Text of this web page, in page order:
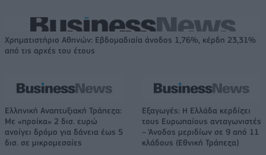
Χρηματιστήριο Αθηνών: Εβδομαδιαία άνοδος 1,76%, κέρδη 23,31%
από τις αρχές του έτους
Ελληνική Αναπτυξιακή Τράπεζα:
Με «προίκα» 2 δισ. ευρώ
ανοίγει δρόμο για δάνεια έως 5
δισ. σε μικρομεσαίες
Εξαγωγές: Η Ελλάδα κερδίζει
τους Ευρωπαίους ανταγωνιστές
– Άνοδος μεριδίων σε 9 από 11
κλάδους (Εθνική Τράπεζα)